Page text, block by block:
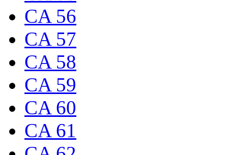
CA 56
CA 57
CA 58
CA 59
CA 60
CA 61